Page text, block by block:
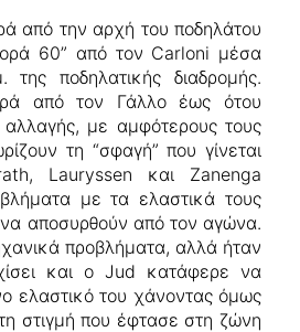
από την αρχή του ποδηλάτου
60” από τον Carloni μέσα
ποδηλατικής διαδρομής.
από τον Γάλλο έως ότου
με αμφότερους τους
τη “σφαγή” που γίνεται
Lauryssen και Zanenga
με τα ελαστικά τους
αποσυρθούν από τον αγώνα.
προβλήματα, αλλά ήταν
και ο Jud κατάφερε να
ελαστικό του χάνοντας όμως
στιγμή που έφτασε στη ζώνη